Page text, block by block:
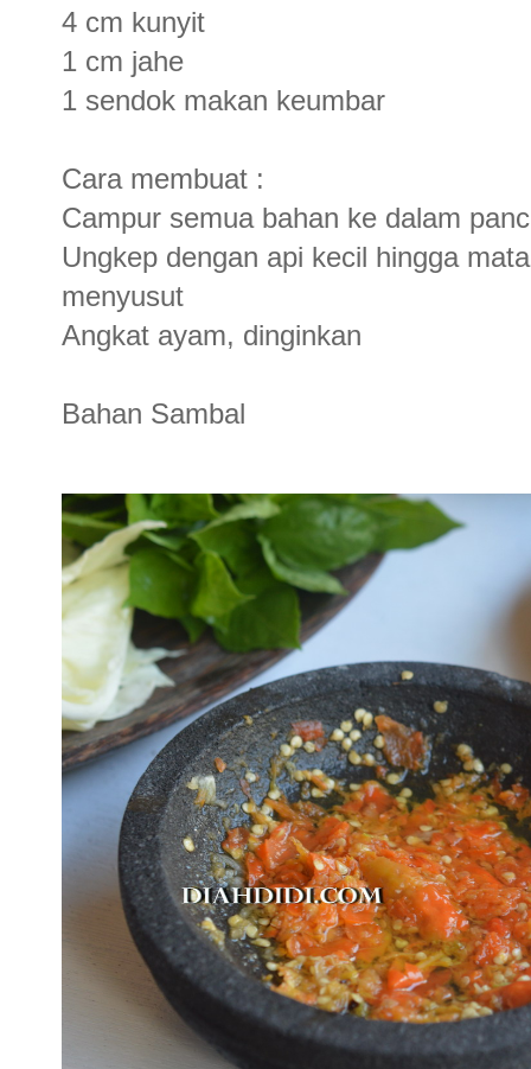
4 cm kunyit
1 cm jahe
1 sendok makan keumbar
Cara membuat :
Campur semua bahan ke dalam
Ungkep dengan api kecil hingga
menyusut
Angkat ayam, dinginkan
Bahan Sambal